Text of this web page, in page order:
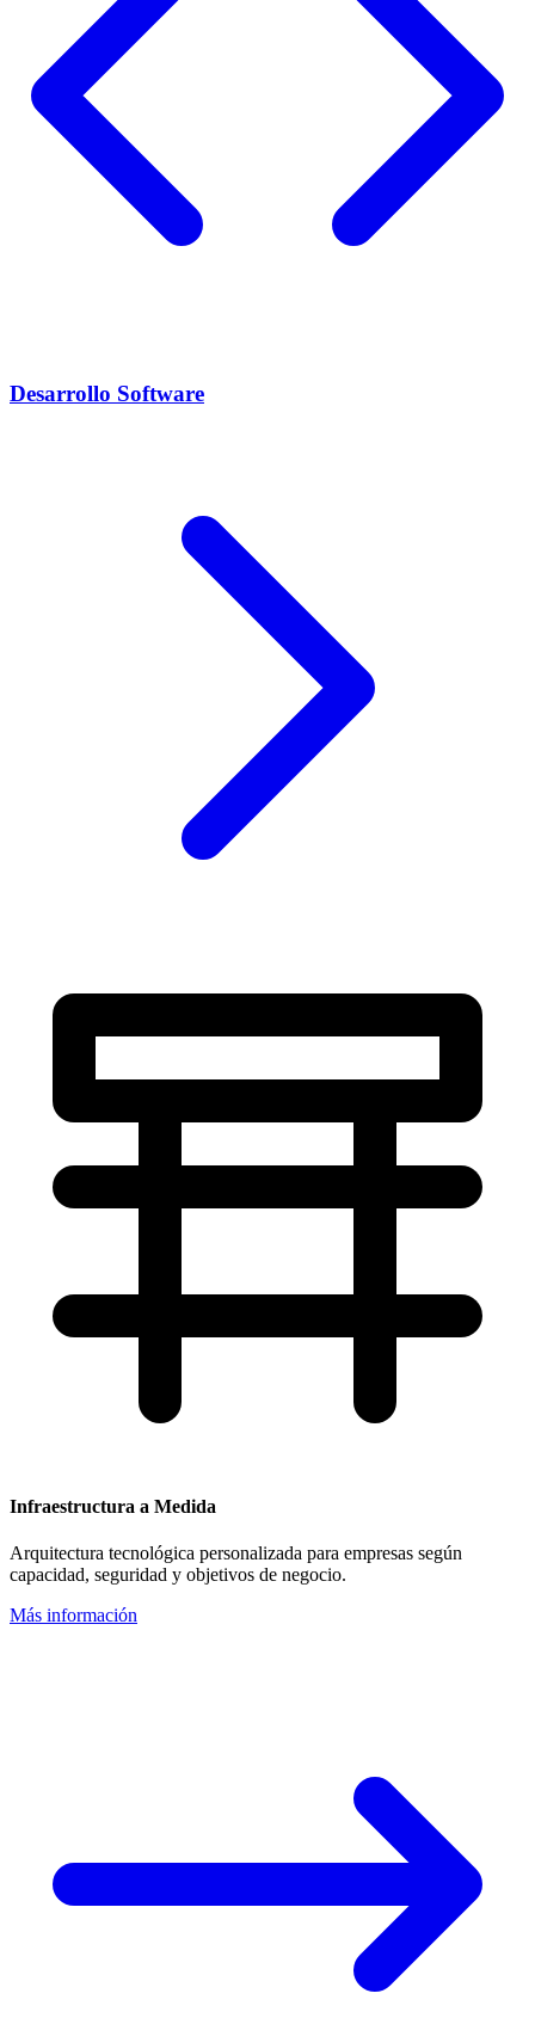
Desarrollo Software
Infraestructura a Medida
Arquitectura tecnológica personalizada para empresas según
capacidad, seguridad y objetivos de negocio.
Más información